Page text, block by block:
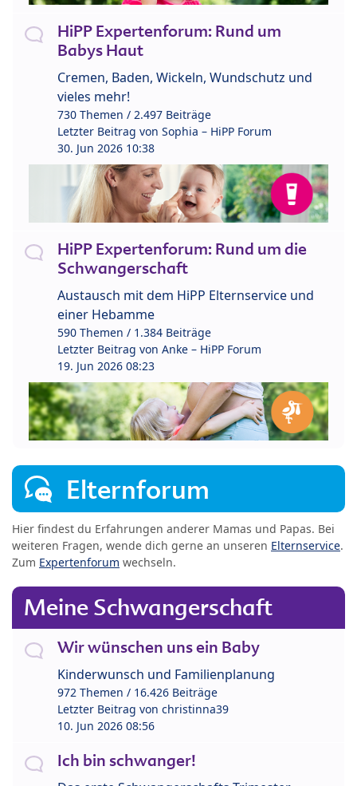
HiPP Expertenforum: Rund um
Babys Haut
Cremen, Baden, Wickeln, Wundschutz und
vieles mehr!
730 Themen / 2.497 Beiträge
Letzter Beitrag von Sophia – HiPP Forum
30. Jun 2026 10:38
HiPP Expertenforum: Rund um die
Schwangerschaft
Austausch mit dem HiPP Elternservice und
einer Hebamme
590 Themen / 1.384 Beiträge
Letzter Beitrag von Anke – HiPP Forum
19. Jun 2026 08:23
Elternforum
Hier findest du Erfahrungen anderer Mamas und Papas. Bei
weiteren Fragen, wende dich gerne an unseren Elternservice.
Zum Expertenforum wechseln.
Meine Schwangerschaft
Wir wünschen uns ein Baby
Kinderwunsch und Familienplanung
972 Themen / 16.426 Beiträge
Letzter Beitrag von christinna39
10. Jun 2026 08:56
Ich bin schwanger!